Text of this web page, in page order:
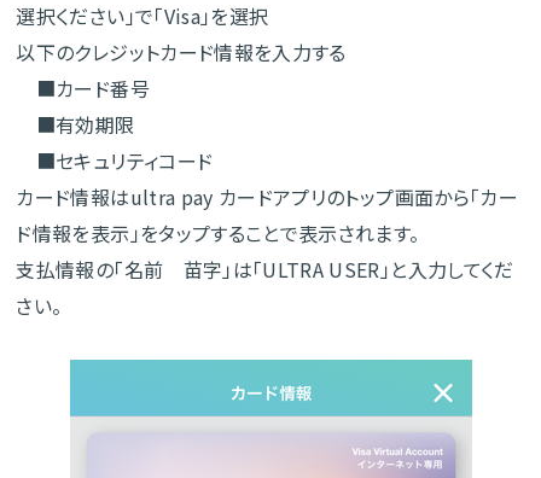
選択ください」で「Visa」を選択
以下のクレジットカード情報を入力する
■カード番号
■有効期限
■セキュリティコード
カード情報はultra pay カードアプリのトップ画面から「カー
ド情報を表示」をタップすることで表示されます。
支払情報の「名前 苗字」は「ULTRA USER」と入力してくだ
さい。